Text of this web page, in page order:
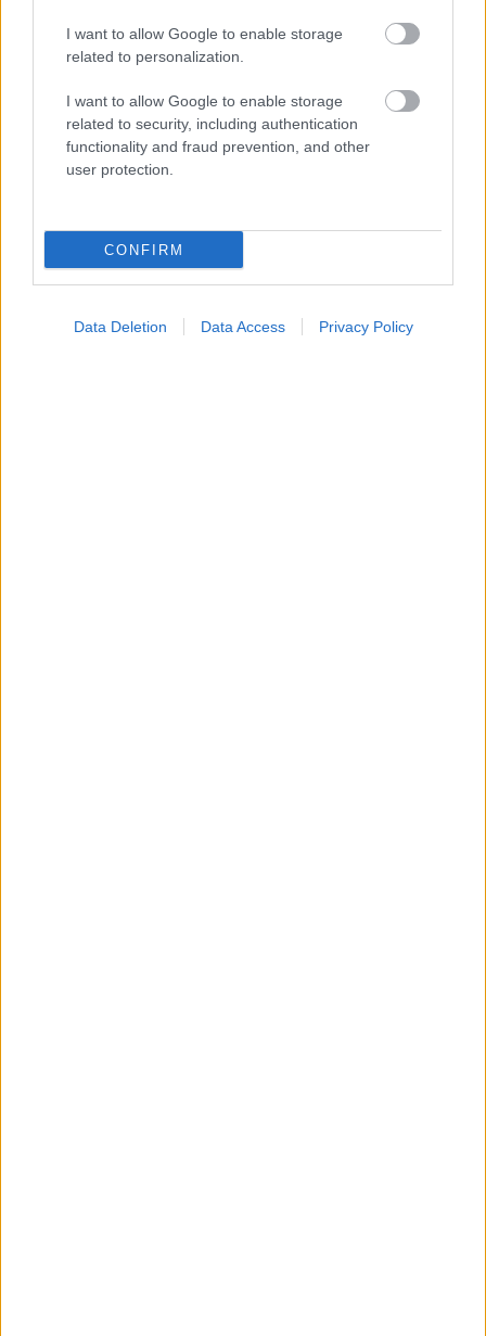
I want to allow Google to enable storage
related to personalization.
I want to allow Google to enable storage
related to security, including authentication
functionality and fraud prevention, and other
user protection.
CONFIRM
Data Deletion Data Access Privacy Policy
διακοπές σε εφιάλτη
Ο μοναχικός ασθενής:
Μια σύγχρονη πρόκληση
ΔΕΙΤΕ ΕΠΙΣΗΣ